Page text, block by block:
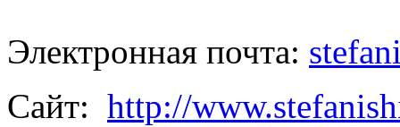
Электронная почта:
Сайт: http://